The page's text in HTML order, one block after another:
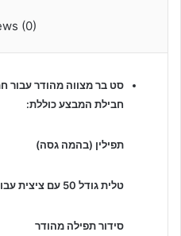
(0)
סט בר מצווה מהודר עבור
חבילת המבצע כוללת:
תפילין (בהמה גסה)
טלית גודל 50 עם ציצית עבודת יד ניתן לקבל ציציות עבות
סידור תפילה מהודר